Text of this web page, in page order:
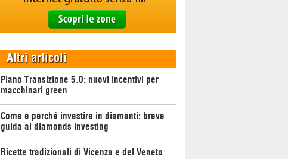
Altri articoli
Piano Transizione 5.0: nuovi incentivi per
macchinari green
Come e perché investire in diamanti: breve
guida al diamonds investing
Ricette tradizionali di Vicenza e del Veneto